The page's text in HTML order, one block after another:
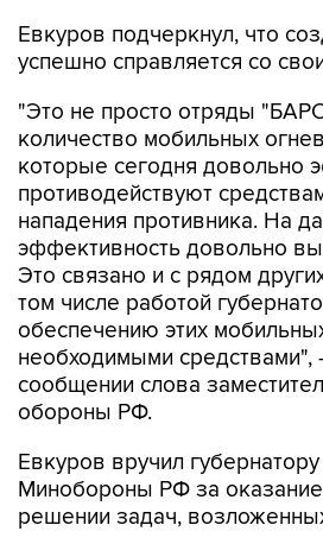
Евкуров подчеркнул, что
успешно справляется со
"Это не просто отряды
количество мобильных
которые сегодня довольно
противодействуют
нападения противника. На
эффективность довольно
Это связано и с рядом
том числе работой
обеспечению этих
необходимыми средствами",
сообщении слова
обороны РФ.
Евкуров вручил
Минобороны РФ за оказание
решении задач,